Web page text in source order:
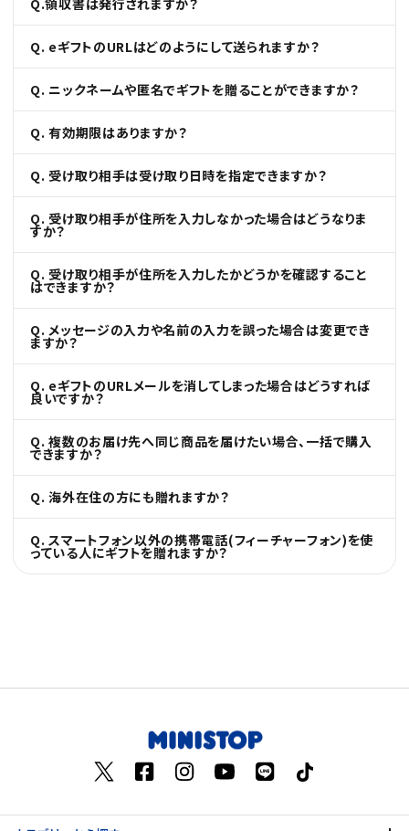
Q. eギフトのURLはどのようにして送られますか？
Q. ニックネームや匿名でギフトを贈ることができますか？
Q. 有効期限はありますか？
Q. 受け取り相手は受け取り日時を指定できますか？
Q. 受け取り相手が住所を入力しなかった場合はどうなりま
すか？
Q. 受け取り相手が住所を入力したかどうかを確認すること
はできますか？
Q. メッセージの入力や名前の入力を誤った場合は変更でき
ますか？
Q. eギフトのURLメールを消してしまった場合はどうすれば
良いですか？
Q. 複数のお届け先へ同じ商品を届けたい場合、一括で購入
できますか？
Q. 海外在住の方にも贈れますか？
Q. スマートフォン以外の携帯電話(フィーチャーフォン)を使
っている人にギフトを贈れますか？